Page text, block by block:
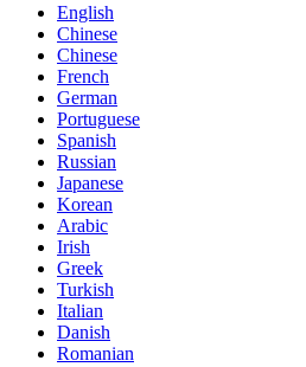
English
Chinese
Chinese
French
German
Portuguese
Spanish
Russian
Japanese
Korean
Arabic
Irish
Greek
Turkish
Italian
Danish
Romanian